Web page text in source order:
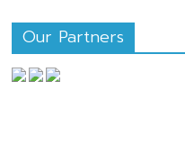
Our Partners